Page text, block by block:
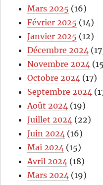
Mars 2025 (16)
Février 2025 (14)
Janvier 2025 (12)
Décembre 2024
Novembre 2024
Octobre 2024 (17)
Septembre 2024
Août 2024 (19)
Juillet 2024 (22)
Juin 2024 (16)
Mai 2024 (15)
Avril 2024 (18)
Mars 2024 (19)